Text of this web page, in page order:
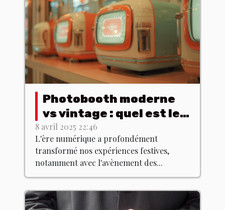
Photobooth moderne
vs vintage : quel est le
meilleur choix ?
8 avril 2025 22:46
L'ère numérique a profondément
transformé nos expériences festives,
notamment avec l'avènement des...